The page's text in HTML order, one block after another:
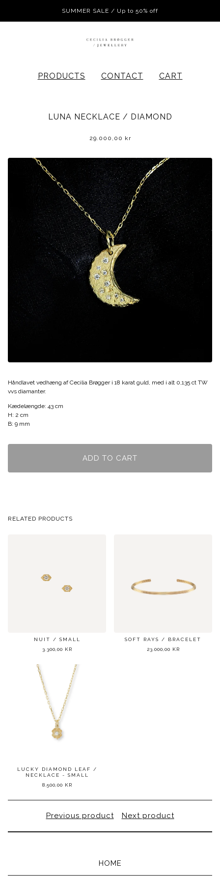
SUMMER SALE / Up to 50% off
PRODUCTS CONTACT CART
LUNA NECKLACE / DIAMOND
29.000,00 kr
Håndlavet vedhæng af Cecilia Brøgger i 18 karat guld, med i alt 0,135 ct TW
vvs diamanter.
Kædelængde: 43 cm
H: 2 cm
B: 9 mm
ADD TO CART
RELATED PRODUCTS
NUIT / SMALL
3.300,00 KR
SOFT RAYS / BRACELET
23.000,00 KR
LUCKY DIAMOND LEAF /
NECKLACE - SMALL
8.500,00 KR
Previous product Next product
HOME